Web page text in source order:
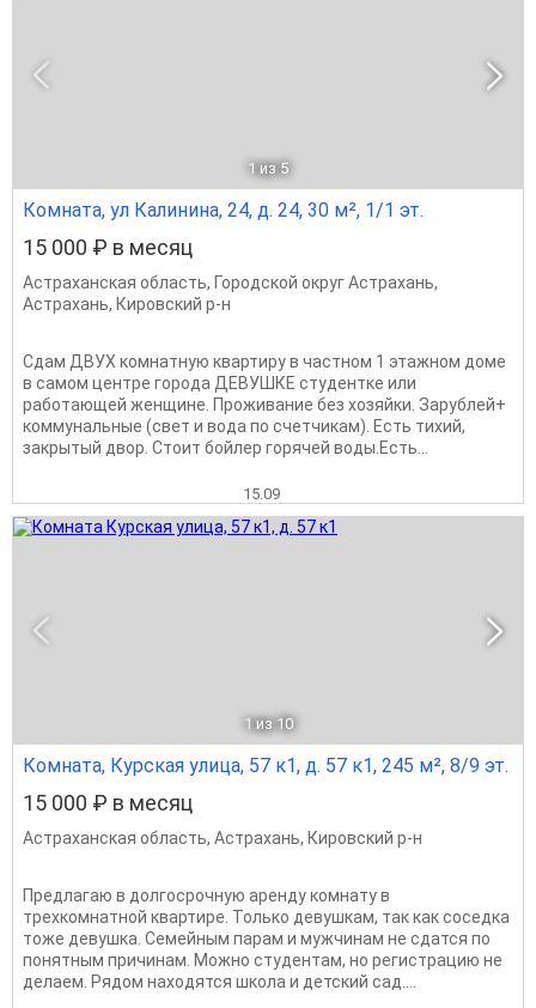
1 из 5
Комната, ул Калинина, 24, д. 24, 30 м², 1/1 эт.
15 000 ₽ в месяц
Астраханская область, Городской округ Астрахань,
Астрахань, Кировский р-н
Сдам ДВУХ комнатную квартиру в частном 1 этажном доме
в самом центре города ДЕВУШКЕ студентке или
работающей женщине. Проживание без хозяйки. Зарублей+
коммунальные (свет и вода по счетчикам). Есть тихий,
закрытый двор. Стоит бойлер горячей воды.Есть...
15.09
1 из 10
Комната, Курская улица, 57 к1, д. 57 к1, 245 м², 8/9 эт.
15 000 ₽ в месяц
Астраханская область, Астрахань, Кировский р-н
Предлагаю в долгосрочную аренду комнату в
трехкомнатной квартире. Только девушкам, так как соседка
тоже девушка. Семейным парам и мужчинам не сдатся по
понятным причинам. Можно студентам, но регистрацию не
делаем. Рядом находятся школа и детский сад....